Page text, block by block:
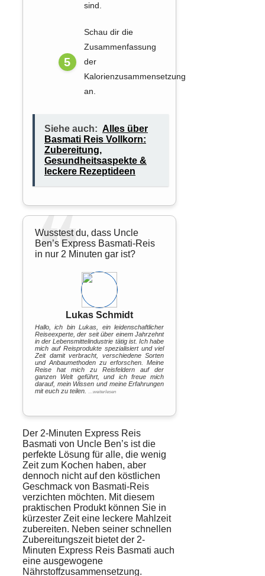
sind.
Schau dir die
Zusammenfassung
der
Kalorienzusammensetzung
an.
Siehe auch: Alles über
Basmati Reis Vollkorn:
Zubereitung,
Gesundheitsaspekte &
leckere Rezeptideen
Wusstest du, dass Uncle
Ben’s Express Basmati-Reis
in nur 2 Minuten gar ist?
Lukas Schmidt
Hallo, ich bin Lukas, ein leidenschaftlicher
Reiseexperte, der seit über einem Jahrzehnt
in der Lebensmittelindustrie tätig ist. Ich habe
mich auf Reisprodukte spezialisiert und viel
Zeit damit verbracht, verschiedene Sorten
und Anbaumethoden zu erforschen. Meine
Reise hat mich zu Reisfeldern auf der
ganzen Welt geführt, und ich freue mich
darauf, mein Wissen und meine Erfahrungen
mit euch zu teilen. …weiterlesen
Der 2-Minuten Express Reis
Basmati von Uncle Ben’s ist die
perfekte Lösung für alle, die wenig
Zeit zum Kochen haben, aber
dennoch nicht auf den köstlichen
Geschmack von Basmati-Reis
verzichten möchten. Mit diesem
praktischen Produkt können Sie in
kürzester Zeit eine leckere Mahlzeit
zubereiten. Neben seiner schnellen
Zubereitungszeit bietet der 2-
Minuten Express Reis Basmati auch
eine ausgewogene
Nährstoffzusammensetzung.